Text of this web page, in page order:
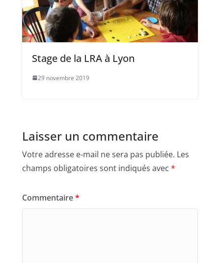
Stage de la LRA à Lyon
29 novembre 2019
Laisser un commentaire
Votre adresse e-mail ne sera pas publiée. Les
champs obligatoires sont indiqués avec *
Commentaire*